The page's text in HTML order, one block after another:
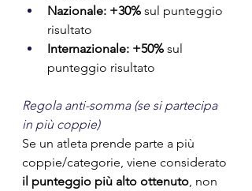
Nazionale: +30% sul punteggio
risultato
Internazionale: +50% sul
punteggio risultato
Regola anti-somma (se si partecipa
in più coppie)
Se un atleta prende parte a più
coppie/categorie, viene considerato
il punteggio più alto ottenuto, non